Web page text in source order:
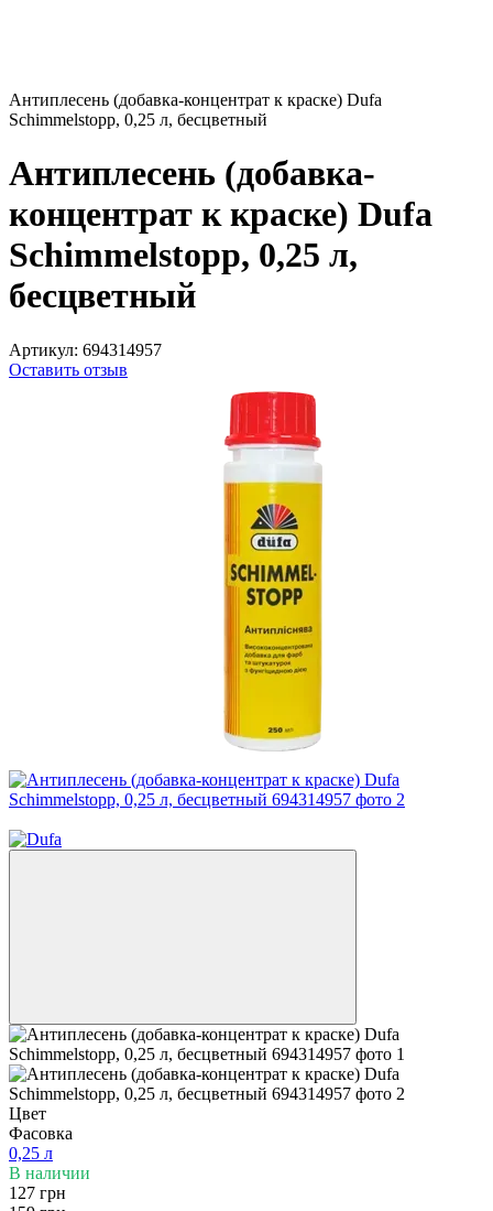
Антиплесень (добавка-концентрат к краске) Dufa
Schimmelstopp, 0,25 л, бесцветный
Антиплесень (добавка-
концентрат к краске) Dufa
Schimmelstopp, 0,25 л,
бесцветный
Артикул: 694314957
Оставить отзыв
Цвет
Фасовка
0,25 л
В наличии
127 грн